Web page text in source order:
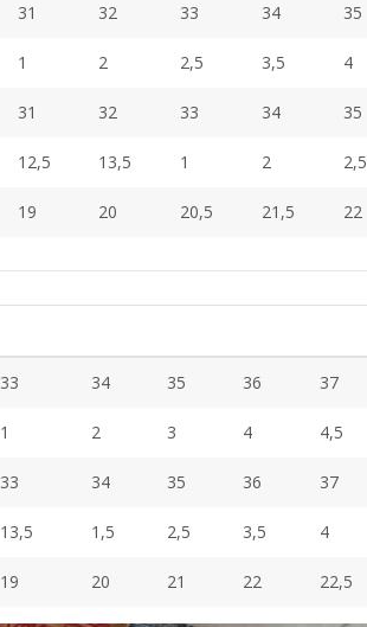
31 32 33 34 35
1 2 2,5 3,5 4
31 32 33 34 35
12,5 13,5 1 2 2,5
19 20 20,5 21,5 22
33 34 35 36 37
1 2 3 4 4,5
33 34 35 36 37
13,5 1,5 2,5 3,5 4
19 20 21 22 22,5